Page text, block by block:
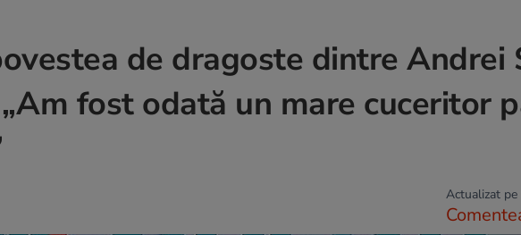
de dragoste dintre Andrei
fost odată un mare cuceritor
Actualizat